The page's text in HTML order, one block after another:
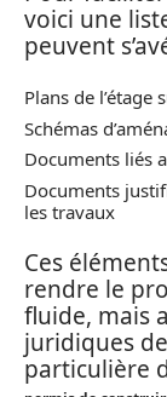
voici une
peuvent
Plans de
Schémas
Documents liés
Documents
les travaux
Ces
rendre le
fluide, mais
juridiques
particulière